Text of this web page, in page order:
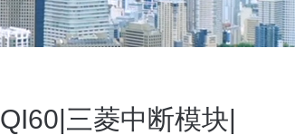
QI60|三菱中断模块|